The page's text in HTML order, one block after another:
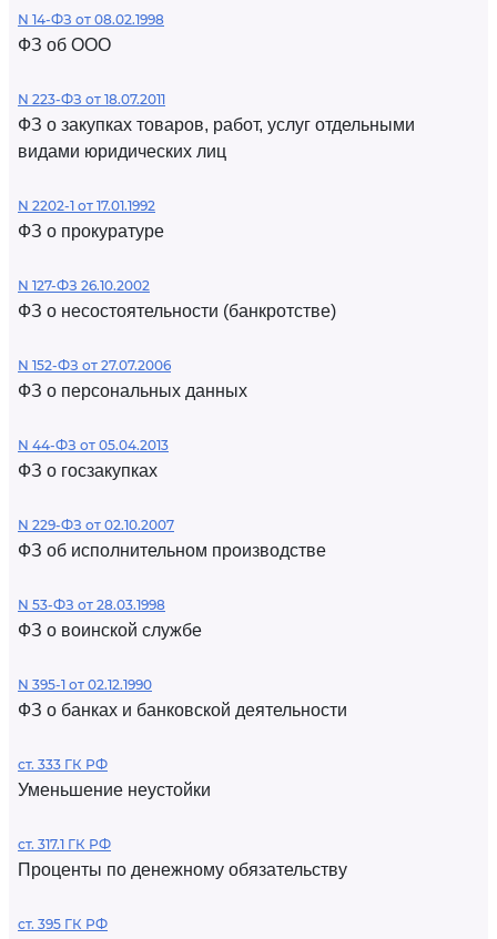
N 14-ФЗ от 08.02.1998
ФЗ об ООО
N 223-ФЗ от 18.07.2011
ФЗ о закупках товаров, работ, услуг отдельными
видами юридических лиц
N 2202-1 от 17.01.1992
ФЗ о прокуратуре
N 127-ФЗ 26.10.2002
ФЗ о несостоятельности (банкротстве)
N 152-ФЗ от 27.07.2006
ФЗ о персональных данных
N 44-ФЗ от 05.04.2013
ФЗ о госзакупках
N 229-ФЗ от 02.10.2007
ФЗ об исполнительном производстве
N 53-ФЗ от 28.03.1998
ФЗ о воинской службе
N 395-1 от 02.12.1990
ФЗ о банках и банковской деятельности
ст. 333 ГК РФ
Уменьшение неустойки
ст. 317.1 ГК РФ
Проценты по денежному обязательству
ст. 395 ГК РФ